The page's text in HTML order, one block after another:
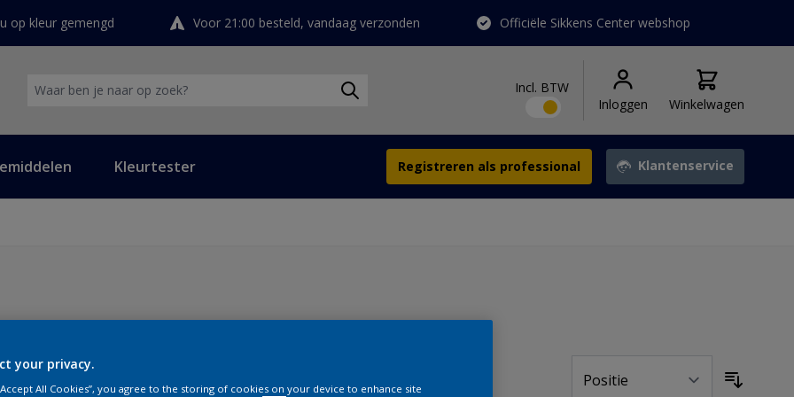
op kleur gemengd Voor 21:00 besteld, vandaag verzonden Officiële Sikkens Center webshop
Waar ben je naar op zoek?
Incl. BTW
Inloggen
Winkelwagen
Kleurtester Registreren als professional Klantenservice
Sorteer op
your privacy.
All Cookies”, you agree to the storing of cookies on your device to enhance site